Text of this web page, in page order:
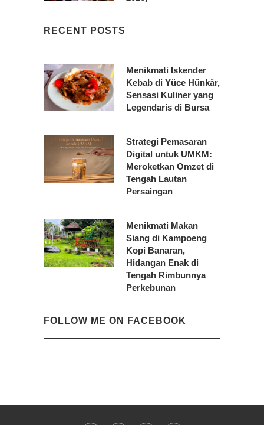
RECENT POSTS
Menikmati Iskender
Kebab di Yüce Hünkâr,
Sensasi Kuliner yang
Legendaris di Bursa
Strategi Pemasaran
Digital untuk UMKM:
Meroketkan Omzet di
Tengah Lautan
Persaingan
Menikmati Makan
Siang di Kampoeng
Kopi Banaran,
Hidangan Enak di
Tengah Rimbunnya
Perkebunan
FOLLOW ME ON FACEBOOK